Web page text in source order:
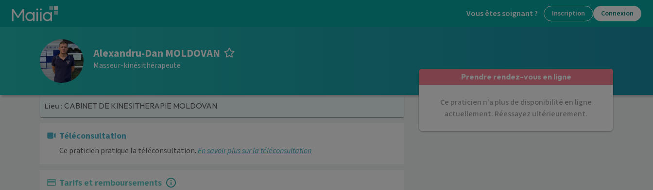
Aller au contenu principal Vous êtes soignant ? Inscription Connexion
Alexandru-Dan MOLDOVAN
Masseur-kinésithérapeute
Lieu : CABINET DE KINESITHERAPIE MOLDOVAN
Téléconsultation
Ce praticien pratique la téléconsultation.En savoir plus sur la téléconsultation
Tarifs et remboursements
Prendre rendez-vous en ligne
Ce praticien n'a plus de disponibilité en ligne
actuellement. Réessayez ultérieurement.